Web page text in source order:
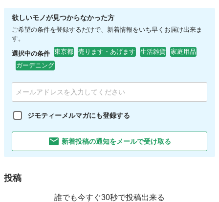
欲しいモノが見つからなかった方
ご希望の条件を登録するだけで、新着情報をいち早くお届け出来ま
す。
選択中の条件 東京都 売ります・あげます 生活雑貨
家庭用品
ガーデニング
ジモティーメルマガにも登録する
新着投稿の通知をメールで受け取る
投稿
誰でも今すぐ30秒で投稿出来る